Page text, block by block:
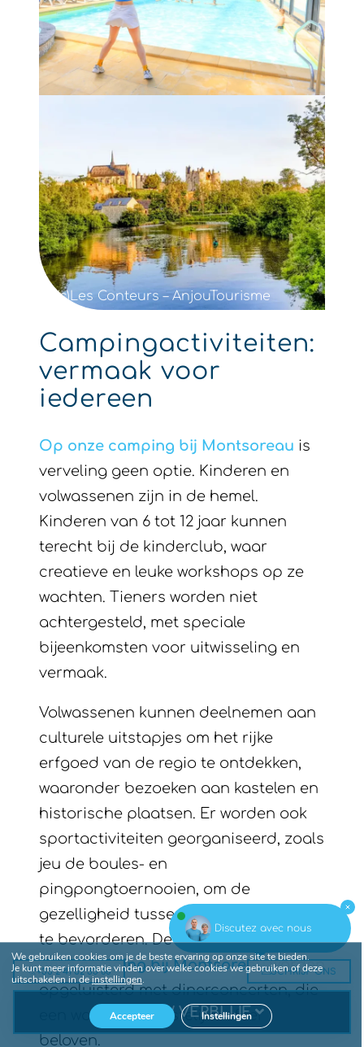
+33 2 41 52 33 66 SCHRIJF ONS
BOEK UW VERBLIJF
(c)Les Conteurs – AnjouTourisme
Campingactiviteiten:
vermaak voor
iedereen
Op onze camping bij Montsoreau is
verveling geen optie. Kinderen en
volwassenen zijn in de hemel.
Kinderen van 6 tot 12 jaar kunnen
terecht bij de kinderclub, waar
creatieve en leuke workshops op ze
wachten. Tieners worden niet
achtergesteld, met speciale
bijeenkomsten voor uitwisseling en
vermaak.
Volwassenen kunnen deelnemen aan
culturele uitstapjes om het rijke
erfgoed van de regio te ontdekken,
waaronder bezoeken aan kastelen en
historische plaatsen. Er worden ook
sportactiviteiten georganiseerd, zoals
jeu de boules- en
pingpongtoernooien, om de
gezelligheid tussen de kampeerders
te bevorderen. De zomeravondenop
onze camping bij Montsoreauworden
opgeluisterd met dinerconcerten, die
een warme en feestelijke sfeer
beloven.
We gebruiken cookies om je de beste ervaring op onze site te bieden.
Je kunt meer informatie vinden over welke cookies we gebruiken of deze
uitschakelen in deinstellingen.
Accepteer Instellingen
Discutez avec nous